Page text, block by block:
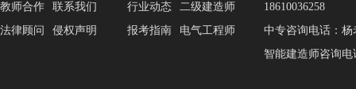
教师合作
法律顾问
联系我们
侵权声明
行业动态
报考指南
二级建造师
电气工程师
18610036258
中专咨询电话：杨
智能建造师咨询电